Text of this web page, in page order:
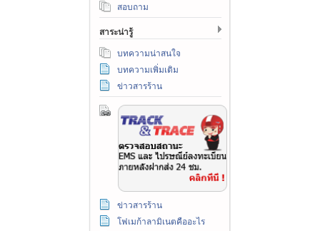
สอบถาม
สาระน่ารู้
บทความน่าสนใจ
บทความเพิ่มเติม
ข่าวสารร้าน
ข่าวสารร้าน
โฟเมก้าลามิเนตคืออะไร